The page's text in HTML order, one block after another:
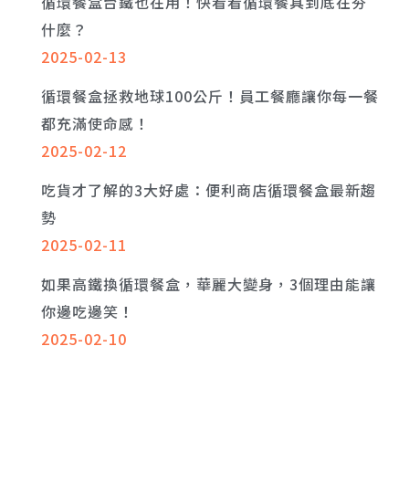
什麼？
2025-02-13
循環餐盒拯救地球100公斤！員工餐廳讓你每一餐
都充滿使命感！
2025-02-12
吃貨才了解的3大好處：便利商店循環餐盒最新趨
勢
2025-02-11
如果高鐵換循環餐盒，華麗大變身，3個理由能讓
你邊吃邊笑！
2025-02-10